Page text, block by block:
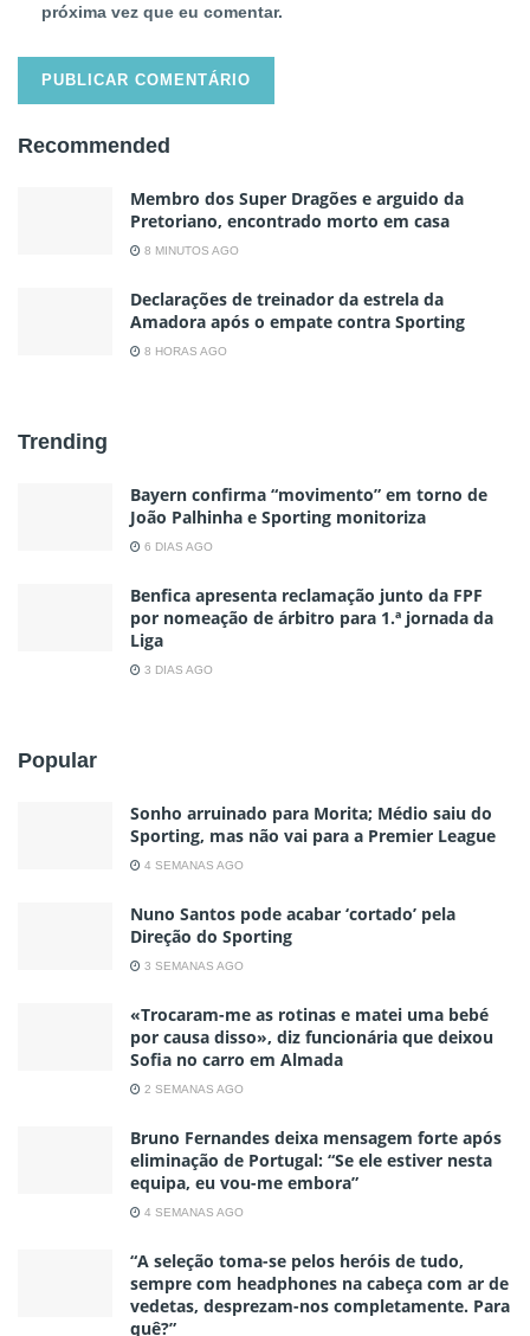
próxima vez que eu comentar.
Recommended
Membro dos Super Dragões e arguido da
Pretoriano, encontrado morto em casa
8 MINUTOS AGO
Declarações de treinador da estrela da
Amadora após o empate contra Sporting
8 HORAS AGO
Trending
Bayern confirma “movimento” em torno de
João Palhinha e Sporting monitoriza
6 DIAS AGO
Benfica apresenta reclamação junto da FPF
por nomeação de árbitro para 1.ª jornada da
Liga
3 DIAS AGO
Popular
Sonho arruinado para Morita; Médio saiu do
Sporting, mas não vai para a Premier League
4 SEMANAS AGO
Nuno Santos pode acabar ‘cortado’ pela
Direção do Sporting
3 SEMANAS AGO
«Trocaram-me as rotinas e matei uma bebé
por causa disso», diz funcionária que deixou
Sofia no carro em Almada
2 SEMANAS AGO
Bruno Fernandes deixa mensagem forte após
eliminação de Portugal: “Se ele estiver nesta
equipa, eu vou-me embora”
4 SEMANAS AGO
“A seleção toma-se pelos heróis de tudo,
sempre com headphones na cabeça com ar de
vedetas, desprezam-nos completamente. Para
quê?”